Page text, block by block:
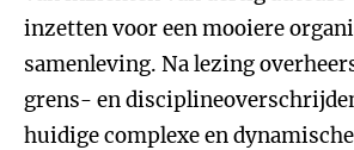
inzetten voor een mooiere
samenleving. Na lezing
grens- en
huidige complexe en